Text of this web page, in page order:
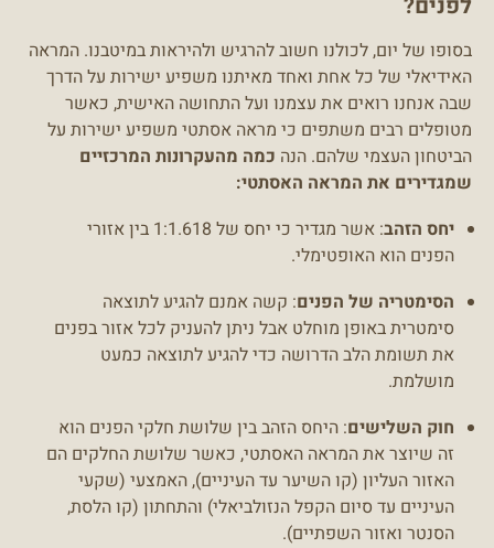
בסופו של יום, לכולנו חשוב להרגיש ולהיראות במיטבנו. המראה
האידיאלי של כל אחת ואחד מאיתנו משפיע ישירות על הדרך
שבה אנחנו רואים את עצמנו ועל התחושה האישית, כאשר
מטופלים רבים משתפים כי מראה אסתטי משפיע ישירות על
הביטחון העצמי שלהם. הנה כמה מהעקרונות המרכזיים
שמגדירים את המראה האסתטי:
יחס הזהב
: אשר מגדיר כי יחס של 1:1.618 בין אזורי
הפנים הוא האופטימלי.
הסימטריה של הפנים: קשה אמנם להגיע לתוצאה
סימטרית באופן מוחלט אבל ניתן להעניק לכל אזור בפנים
את תשומת הלב הדרושה כדי להגיע לתוצאה כמעט
מושלמת.
חוק השלישים: היחס הזהב בין שלושת חלקי הפנים הוא
זה שיוצר את המראה האסתטי, כאשר שלושת החלקים הם
האזור העליון (קו השיער עד העיניים), האמצעי (שקעי
העיניים עד סיום הקפל הנזולביאלי) והתחתון (קו הלסת,
הסנטר ואזור השפתיים).